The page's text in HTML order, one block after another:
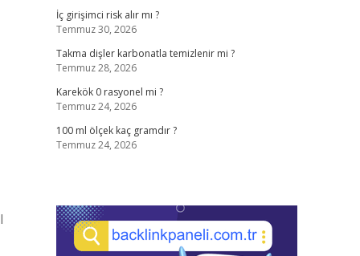
İç girişimci risk alır mı ?
Temmuz 30, 2026
Takma dişler karbonatla temizlenir mi ?
Temmuz 28, 2026
Karekök 0 rasyonel mi ?
Temmuz 24, 2026
100 ml ölçek kaç gramdır ?
Temmuz 24, 2026